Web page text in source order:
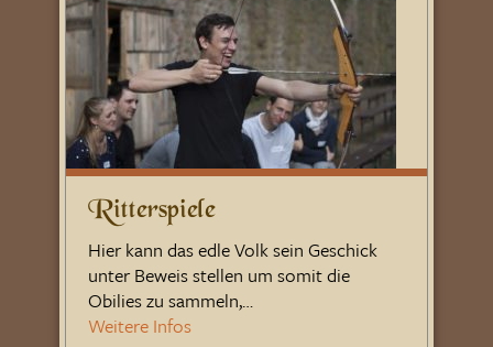
Ritterspiele
Hier kann das edle Volk sein Geschick
unter Beweis stellen um somit die
Obilies zu sammeln,…
Weitere Infos